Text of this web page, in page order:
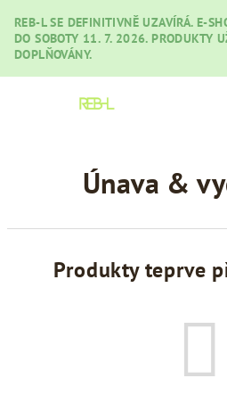
obsah
REB-L SE DEFINITIVNĚ UZAVÍRÁ. E-
DO SOBOTY 11. 7. 2026. PRODUKTY
DOPLŇOVÁNY.
Únava &
Produkty teprve